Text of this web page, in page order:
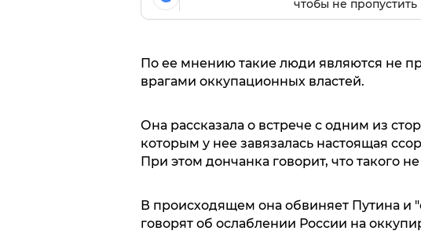
чтобы не пропустить
По ее мнению такие люди являются не
врагами оккупационных властей.
Она рассказала о встрече с одним из
которым у нее завязалась настоящая
При этом дончанка говорит, что такого
В происходящем она обвиняет Путина и
говорят об ослаблении России на